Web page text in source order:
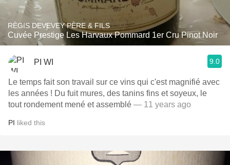
RÈGIS DEVEVEY PÈRE & FILS
Cuvée Prestige Les Harvaux Pommard 1er Cru Pinot Noir
PI WI 9.0
Le temps fait son travail sur ce vins qui c'est magnifié avec
les années ! Du fuit mures, des tanins fins et soyeux, le
tout rondement mené et assemblé — 11 years ago
PI liked this